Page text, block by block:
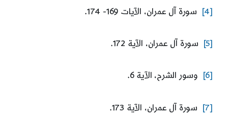
[4] سورة آل عمران، الآيات 169- 174.
[5] سورة آل عمران، الآية 172.
[6] وسور الشرح، الآية 6.
[7] سورة آل عمران، الآية 173.